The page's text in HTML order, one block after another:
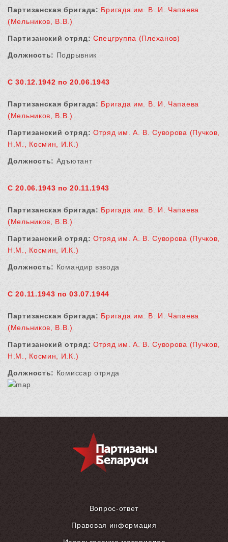
Партизанская бригада: Бригада им. В. И. Чапаева
(Мельников, В.В.)
Партизанский отряд: Спецгруппа (Плеханов)
Должность: Подрывник
С 30.12.1942 по 20.06.1943
Партизанская бригада: Бригада им. В. И. Чапаева
(Мельников, В.В.)
Партизанский отряд: Отряд им. А. В. Суворова (Пучков,
Н.М., Космин, И.К.)
Должность: Адъютант
С 20.06.1943 по 20.11.1943
Партизанская бригада: Бригада им. В. И. Чапаева
(Мельников, В.В.)
Партизанский отряд: Отряд им. А. В. Суворова (Пучков,
Н.М., Космин, И.К.)
Должность: Командир взвода
С 20.11.1943 по 03.07.1944
Партизанская бригада: Бригада им. В. И. Чапаева
(Мельников, В.В.)
Партизанский отряд: Отряд им. А. В. Суворова (Пучков,
Н.М., Космин, И.К.)
Должность: Комиссар отряда
Вопрос-ответ
Правовая информация